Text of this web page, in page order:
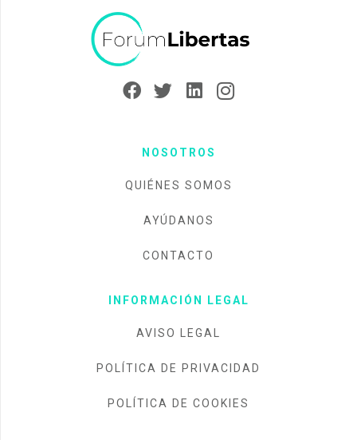
NOSOTROS
QUIÉNES SOMOS
AYÚDANOS
CONTACTO
INFORMACIÓN LEGAL
AVISO LEGAL
POLÍTICA DE PRIVACIDAD
POLÍTICA DE COOKIES